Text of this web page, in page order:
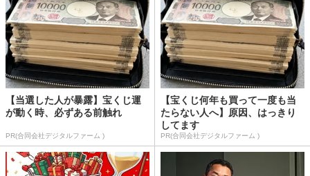
【当選した人が暴露】宝くじ運
が動く時、必ずある前触れ
PR(合同会社デジタルファーム )
【宝くじ何年も買って一度も当
たらない人へ】原因、はっきり
してます
PR(合同会社デジタルファーム )